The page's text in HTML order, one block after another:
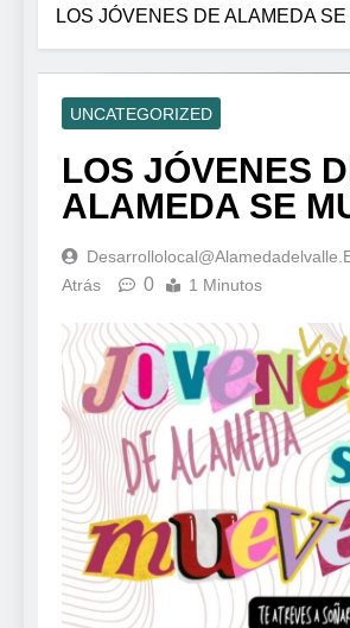
LOS JÓVENES DE ALAMEDA
UNCATEGORIZED
LOS JÓVENES
ALAMEDA SE
Atrás
0 1 Minutos